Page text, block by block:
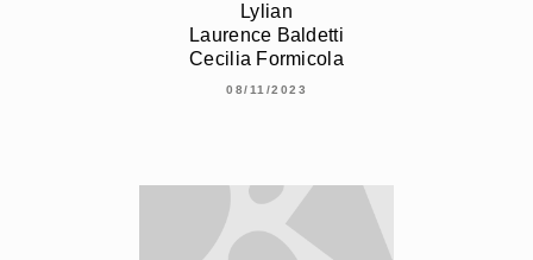
Lylian
Laurence Baldetti
Cecilia Formicola
08/11/2023